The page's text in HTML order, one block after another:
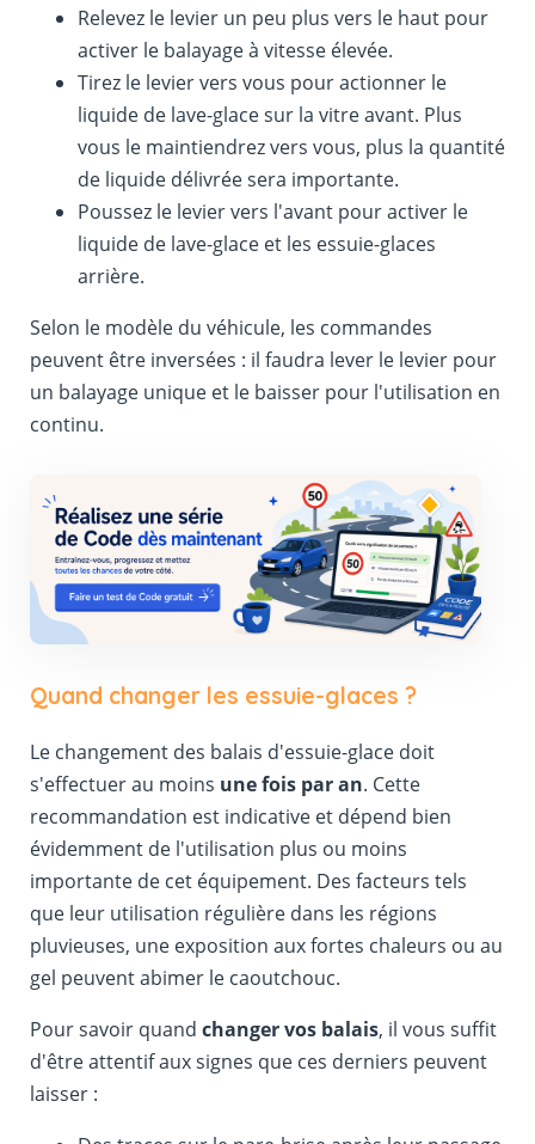
Relevez le levier un peu plus vers le haut pour
activer le balayage à vitesse élevée.
Tirez le levier vers vous pour actionner le
liquide de lave-glace sur la vitre avant. Plus
vous le maintiendrez vers vous, plus la quantité
de liquide délivrée sera importante.
Poussez le levier vers l'avant pour activer le
liquide de lave-glace et les essuie-glaces
arrière.
Selon le modèle du véhicule, les commandes
peuvent être inversées : il faudra lever le levier pour
un balayage unique et le baisser pour l'utilisation en
continu.
Quand changer les essuie-glaces ?
Le changement des balais d'essuie-glace doit
s'effectuer au moins une fois par an. Cette
recommandation est indicative et dépend bien
évidemment de l'utilisation plus ou moins
importante de cet équipement. Des facteurs tels
que leur utilisation régulière dans les régions
pluvieuses, une exposition aux fortes chaleurs ou au
gel peuvent abimer le caoutchouc.
Pour savoir quand changer vos balais, il vous suffit
d'être attentif aux signes que ces derniers peuvent
laisser :